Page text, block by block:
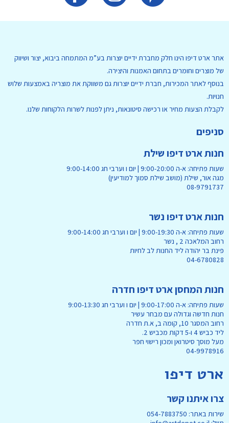
אתר ארט דיפו הינו חלק מחברת ידיים יוצרות בע”מ המתמחה ביבוא, יצור ושיווק
של מוצרים וחומרים בתחום האמנות והיצירה.
בנוסף לאתר המכירות, חברת ידיים יוצרות גם משווקת את מוצריה באמצעות שלוש
חנויות.
לקבלת הצעות מחיר או רכישה סיטונאות, ניתן לפנות לשרות הלקוחות שלנו.
סניפים
חנות ארט דיפו שילת
שעות פתיחה: א-ה 9:00-20:00 | יום ו וערבי חג 9:00-14:00
מגה אור, שילת (מושב שילת סמוך למודיעין)
08-9791737
חנות ארט דיפו נשר
שעות פתיחה: א-ה 9:00-19:30 | יום ו וערבי חג 9:00-14:00
רחוב המלאכה 2 , נשר
פינת בר יהודה ליד החנות לב לחיות
04-6780828
חנות המחסן ארט דיפו חדרה
שעות פתיחה: א-ה 9:00-17:00 | יום ו וערבי חג 9:00-13:30
חנות חדשה וגדולה עם מבחר עשיר
רחוב המסגר 10, קומה ב, א.ת חדרה
ליד כביש 4 ו-5 דקות מכביש 2.
מעל מוסך סיטרואן ומכון רישוי חפר
04-9978916
ארט דיפו
צרו איתנו קשר
שירות באתר: 054-7883750